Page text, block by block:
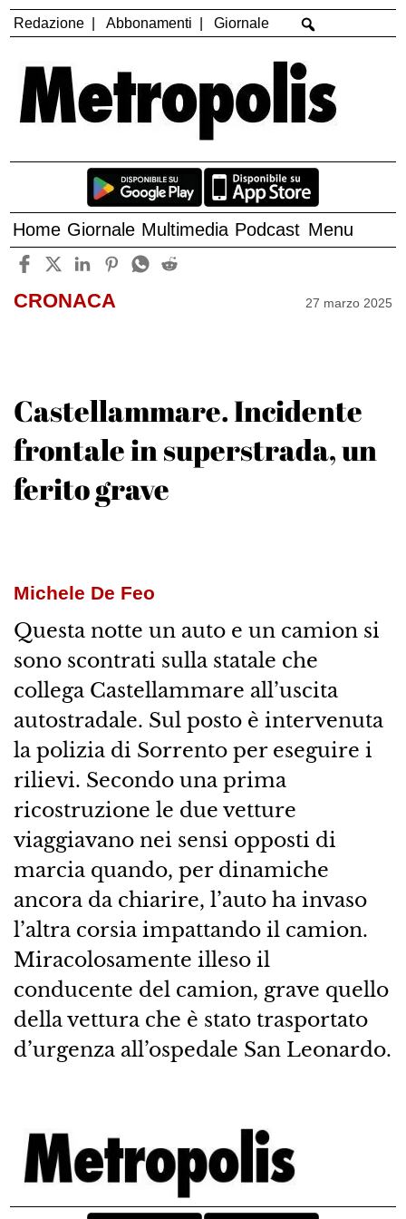
Redazione Abbonamenti Giornale
Home Giornale Multimedia Podcast Menu
CRONACA 27 marzo 2025
Castellammare. Incidente
frontale in superstrada, un
ferito grave
Michele De Feo
Questa notte un auto e un camion si
sono scontrati sulla statale che
collega Castellammare all’uscita
autostradale. Sul posto è intervenuta
la polizia di Sorrento per eseguire i
rilievi. Secondo una prima
ricostruzione le due vetture
viaggiavano nei sensi opposti di
marcia quando, per dinamiche
ancora da chiarire, l’auto ha invaso
l’altra corsia impattando il camion.
Miracolosamente illeso il
conducente del camion, grave quello
della vettura che è stato trasportato
d’urgenza all’ospedale San Leonardo.